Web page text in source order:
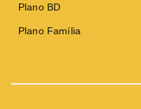
Plano BD
Plano Família